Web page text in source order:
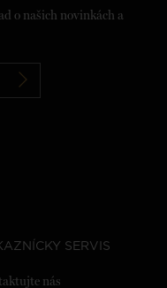
SERVIS
nás
o našich novinkách a